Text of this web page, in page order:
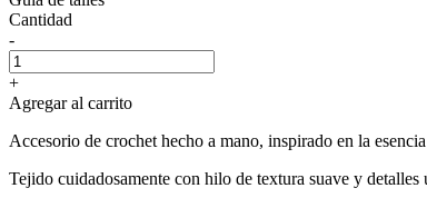
Cantidad
-
+
Agregar al carrito
Accesorio de crochet hecho a mano, inspirado en la
Tejido cuidadosamente con hilo de textura suave y